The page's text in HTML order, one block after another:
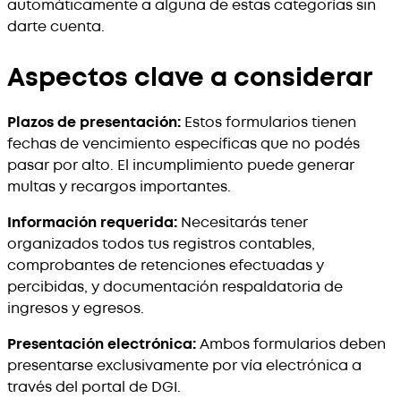
automáticamente a alguna de estas categorías sin
darte cuenta.
Aspectos clave a considerar
Plazos de presentación: Estos formularios tienen
fechas de vencimiento específicas que no podés
pasar por alto. El incumplimiento puede generar
multas y recargos importantes.
Información requerida: Necesitarás tener
organizados todos tus registros contables,
comprobantes de retenciones efectuadas y
percibidas, y documentación respaldatoria de
ingresos y egresos.
Presentación electrónica:Ambos formularios deben
presentarse exclusivamente por vía electrónica a
través del portal de DGI.